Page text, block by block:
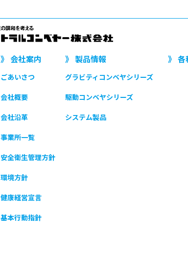
》 会社案内
ごあいさつ
会社概要
会社沿革
事業所一覧
安全衛生管理方針
環境方針
健康経営宣言
基本行動指針
》 製品情報
グラビティコンベヤシリーズ
駆動コンベヤシリーズ
システム製品
》 各